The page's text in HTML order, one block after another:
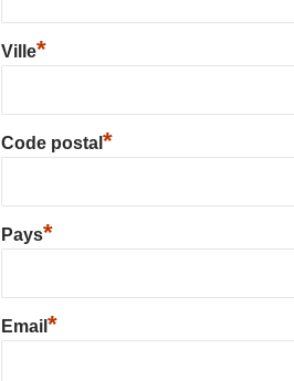
Ville*
Code postal *
Pays*
Email *